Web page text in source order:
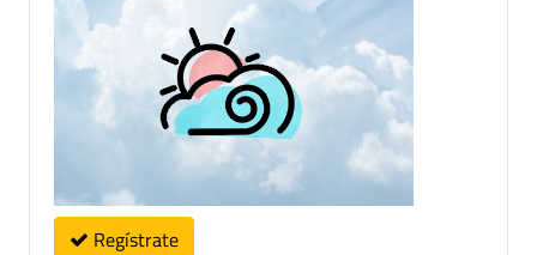
Regístrate